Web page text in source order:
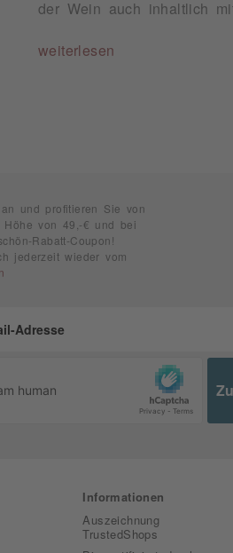
der Wein auch inhaltlich
weiterlesen
und profitieren Sie von
Höhe von 49,-€ und bei
Rabatt-Coupon!
jederzeit wieder vom
Informationen
Auszeichnung
TrustedShops